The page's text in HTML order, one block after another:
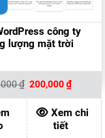
công ty
lượng mặt trời
₫ Giá
là:
900,000 ₫.
200,000₫Giá
hiện
tại
là:
Xem chi
tiết